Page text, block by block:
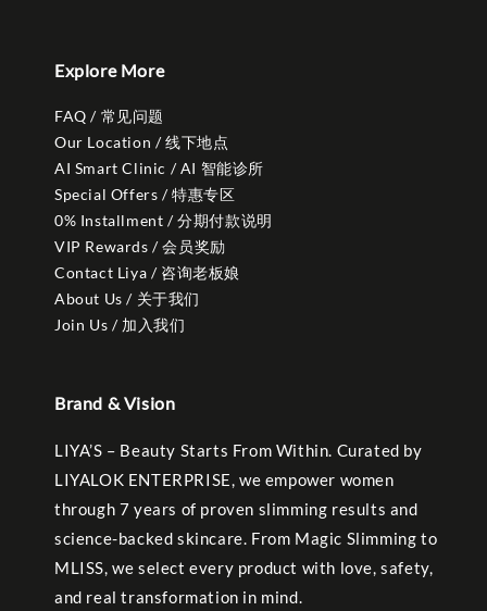
Explore More
FAQ / 常见问题
Our Location / 线下地点
AI Smart Clinic / AI 智能诊所
Special Offers / 特惠专区
0% Installment / 分期付款说明
VIP Rewards / 会员奖励
Contact Liya / 咨询老板娘
About Us / 关于我们
Join Us / 加入我们
Brand & Vision
LIYA’S – Beauty Starts From Within. Curated by
LIYALOK ENTERPRISE, we empower women
through 7 years of proven slimming results and
science-backed skincare. From Magic Slimming to
MLISS, we select every product with love, safety,
and real transformation in mind.